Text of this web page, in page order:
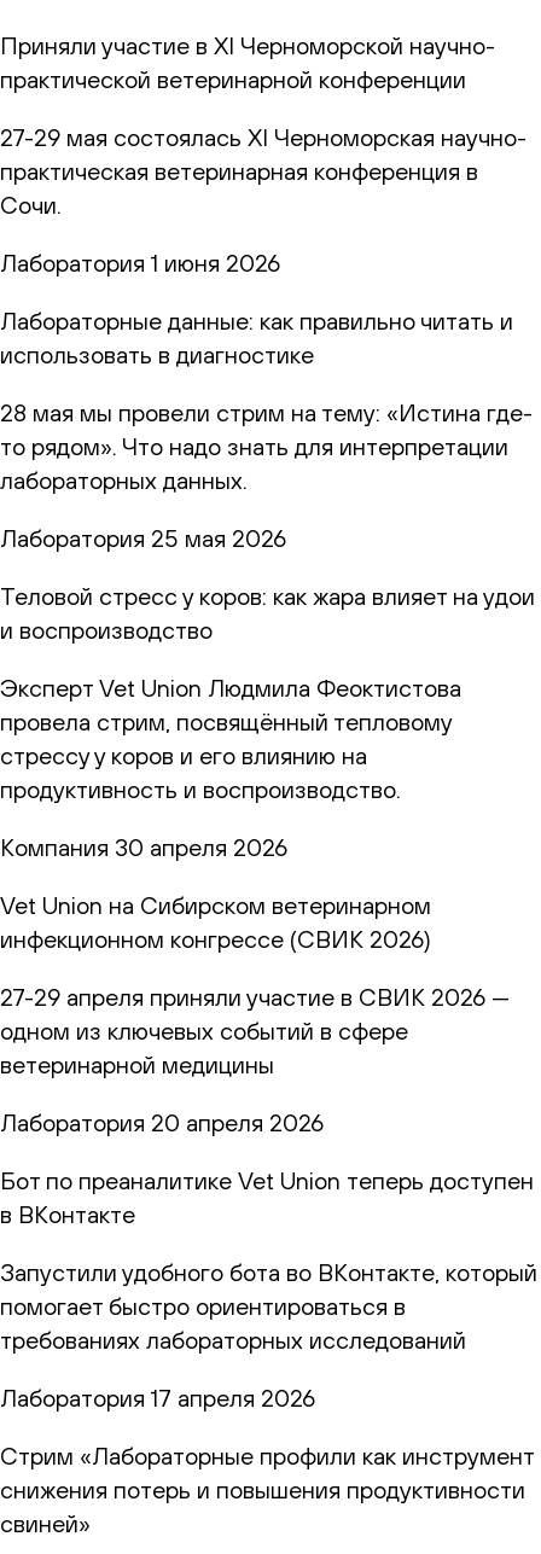
Приняли участие в XI Черноморской научно-
практической ветеринарной конференции
27-29 мая состоялась XI Черноморская научно-
практическая ветеринарная конференция в
Сочи.
Лаборатория 1 июня 2026
Лабораторные данные: как правильно читать и
использовать в диагностике
28 мая мы провели стрим на тему: «Истина где-
то рядом». Что надо знать для интерпретации
лабораторных данных.
Лаборатория 25 мая 2026
Теловой стресс у коров: как жара влияет на удои
и воспроизводство
Эксперт Vet Union Людмила Феоктистова
провела стрим, посвящённый тепловому
стрессу у коров и его влиянию на
продуктивность и воспроизводство.
Компания 30 апреля 2026
Vet Union на Сибирском ветеринарном
инфекционном конгрессе (СВИК 2026)
27-29 апреля приняли участие в СВИК 2026 —
одном из ключевых событий в сфере
ветеринарной медицины
Лаборатория 20 апреля 2026
Бот по преаналитике Vet Union теперь доступен
в ВКонтакте
Запустили удобного бота во ВКонтакте, который
помогает быстро ориентироваться в
требованиях лабораторных исследований
Лаборатория 17 апреля 2026
Стрим «Лабораторные профили как инструмент
снижения потерь и повышения продуктивности
свиней»